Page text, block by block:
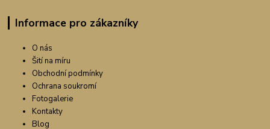
Informace pro zákazníky
O nás
Šití na míru
Obchodní podmínky
Ochrana soukromí
Fotogalerie
Kontakty
Blog